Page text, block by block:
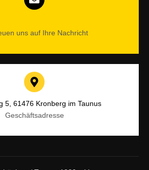
uns auf Ihre Nachricht
5, 61476 Kronberg im Taunus
Geschäftsadresse